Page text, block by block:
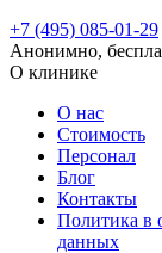
+7 (495) 085-01-29
Анонимно,
О клинике
О нас
Стоимость
Персонал
Блог
Контакты
Политика в
данных